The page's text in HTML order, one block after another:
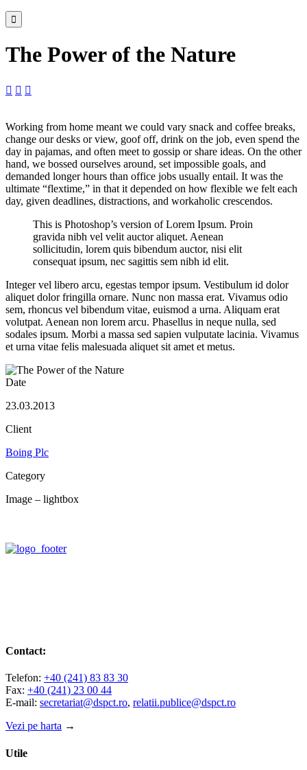

The Power of the Nature
  
Working from home meant we could vary snack and coffee breaks,
change our desks or view, goof off, drink on the job, even spend the
day in pajamas, and often meet to gossip or share ideas. On the other
hand, we bossed ourselves around, set impossible goals, and
demanded longer hours than office jobs usually entail. It was the
ultimate “flextime,” in that it depended on how flexible we felt each
day, given deadlines, distractions, and workaholic crescendos.
This is Photoshop’s version of Lorem Ipsum. Proin
gravida nibh vel velit auctor aliquet. Aenean
sollicitudin, lorem quis bibendum auctor, nisi elit
consequat ipsum, nec sagittis sem nibh id elit.
Integer vel libero arcu, egestas tempor ipsum. Vestibulum id dolor
aliquet dolor fringilla ornare. Nunc non massa erat. Vivamus odio
sem, rhoncus vel bibendum vitae, euismod a urna. Aliquam erat
volutpat. Aenean non lorem arcu. Phasellus in neque nulla, sed
sodales ipsum. Morbi a massa sed sapien vulputate lacinia. Vivamus
et urna vitae felis malesuada aliquet sit amet et metus.
Date
23.03.2013
Client
Boing Plc
Category
Image – lightbox
Contact:
Telefon: +40 (241) 83 83 30
Fax: +40 (241) 23 00 44
E-mail: secretariat@dspct.ro, relatii.publice@dspct.ro
Vezi pe harta →
Utile